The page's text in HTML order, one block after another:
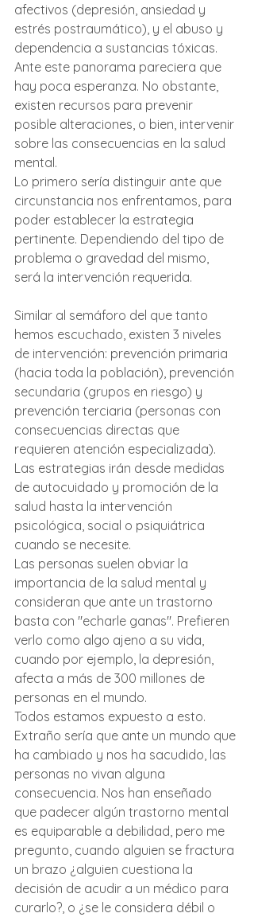
afectivos (depresión, ansiedad y
estrés postraumático), y el abuso y
dependencia a sustancias tóxicas.
Ante este panorama pareciera que
hay poca esperanza. No obstante,
existen recursos para prevenir
posible alteraciones, o bien, intervenir
sobre las consecuencias en la salud
mental.
Lo primero sería distinguir ante que
circunstancia nos enfrentamos, para
poder establecer la estrategia
pertinente. Dependiendo del tipo de
problema o gravedad del mismo,
será la intervención requerida.
Similar al semáforo del que tanto
hemos escuchado, existen 3 niveles
de intervención: prevención primaria
(hacia toda la población), prevención
secundaria (grupos en riesgo) y
prevención terciaria (personas con
consecuencias directas que
requieren atención especializada).
Las estrategias irán desde medidas
de autocuidado y promoción de la
salud hasta la intervención
psicológica, social o psiquiátrica
cuando se necesite.
Las personas suelen obviar la
importancia de la salud mental y
consideran que ante un trastorno
basta con "echarle ganas". Prefieren
verlo como algo ajeno a su vida,
cuando por ejemplo, la depresión,
afecta a más de 300 millones de
personas en el mundo.
Todos estamos expuesto a esto.
Extraño sería que ante un mundo que
ha cambiado y nos ha sacudido, las
personas no vivan alguna
consecuencia. Nos han enseñado
que padecer algún trastorno mental
es equiparable a debilidad, pero me
pregunto, cuando alguien se fractura
un brazo ¿alguien cuestiona la
decisión de acudir a un médico para
curarlo?, o ¿se le considera débil o